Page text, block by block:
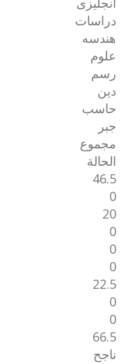
دراسات
هندسه
علوم
رسم
دين
حاسب
جبر
مجموع
الحالة
46.5
0
20
0
0
0
22.5
0
0
66.5
ناجح